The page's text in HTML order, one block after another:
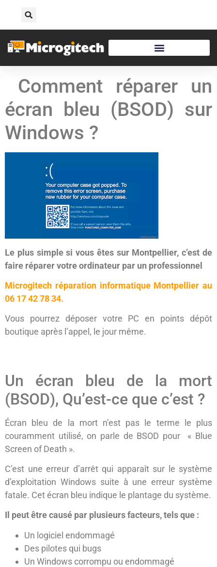
Comment réparer un
écran bleu (BSOD) sur
Windows ?
Le plus simple si vous êtes sur Montpellier,c’est de
faire réparer votre ordinateur par un professionnel
Microgitech réparation informatique Montpellier au
06 17 42 78 34.
Vous pourrez déposer votre PC en points dépôt
boutique après l’appel, le jour même.
Un écran bleu de la mort
(BSOD), Qu’est-ce que c’est ?
Écran bleu de la mort n’est pas le terme le plus
couramment utilisé, on parle de BSOD pour « Blue
Screen of Death ».
C’est une erreur d’arrêt qui apparaît sur le système
d’exploitation Windows suite à une erreur système
fatale. Cet écran bleu indique le plantage du système.
Il peut être causé par plusieurs facteurs, tels que :
Un logiciel endommagé
Des pilotes qui bugs
Un Windows corrompu ou endommagé